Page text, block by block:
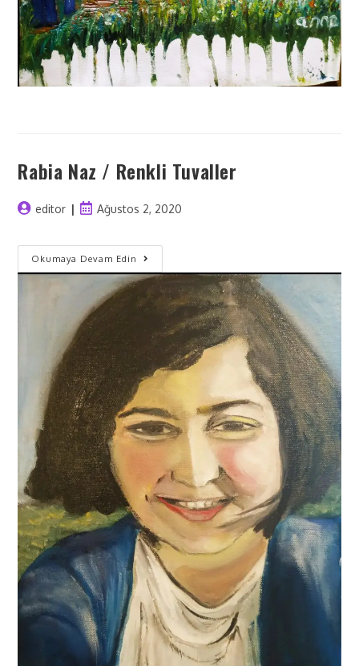
Rabia Naz / Renkli Tuvaller
editor Ağustos 2, 2020
Okumaya Devam Edin